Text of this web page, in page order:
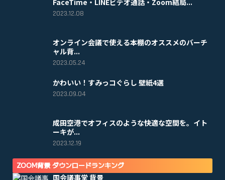
FaceTime・LINEビデオ通話・Zoom結局...
2023.12.08
オンライン会議で使える本棚のオススメのバーチ
ャル背...
2023.05.24
かわいい！すみっコぐらし 壁紙4選
2023.09.04
成田空港でオフィスのような快適な空間を。イト
ーキが...
2023.12.19
ZOOM背景 ダウンロードランキング
国会議事堂 背景